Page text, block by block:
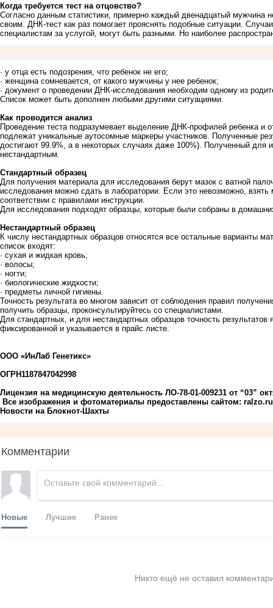
Когда требуется тест на отцовство?
Согласно данным статистики, примерно каждый двенадцатый мужчина
своим. ДНК-тест как раз помогает прояснять подобные ситуации.
специалистам за услугой, могут быть разными. Но наиболее
· у отца есть подозрения, что ребенок не его;
· женщина сомневается, от какого мужчины у нее ребенок;
· документ о проведении ДНК-исследования необходим одному из
Список может быть дополнен любыми другими ситуациями.
Как проводится анализ
Проведение теста подразумевает выделение ДНК-профилей ребенка и
подлежат уникальные аутосомные маркеры участников. Полученные
достигают 99.9%, а в некоторых случаях даже 100%). Полученный для
нестандартным.
Стандартный образец
Для получения материала для исследования берут мазок с ватной
исследования можно сдать в лаборатории. Если это невозможно,
соответствии с правилами инструкции.
Для исследования подходят образцы, которые были собраны в
Нестандартный образец
К числу нестандартных образцов относятся все остальные варианты
список входят:
· сухая и жидкая кровь;
· волосы;
· ногти;
· биологические жидкости;
· предметы личной гигиены.
Точность результата во многом зависит от соблюдения правил
получить образцы, проконсультируйтесь со специалистами.
Для стандартных, и для нестандартных образцов точность
фиксированной и указывается в прайс листе.
ООО «ИнЛаб Генетикс»
ОГРН1187847042998
Лицензия на медицинскую деятельность ЛО-78-01-009231 от “03”
Все изображения и фотоматериалы предоставлены сайтом: ralzo.ru
Новости на Блoкнoт-Шахты
Комментарии
Новые Лучшие Ранее
Никто ещё не оставил